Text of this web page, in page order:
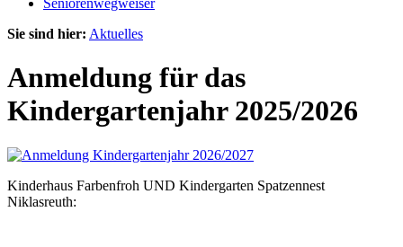
Seniorenwegweiser
Sie sind hier: Aktuelles
Anmeldung für das
Kindergartenjahr 2025/2026
Kinderhaus Farbenfroh UND Kindergarten Spatzennest
Niklasreuth: